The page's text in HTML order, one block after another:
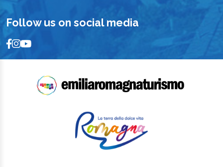
Follow us on social media